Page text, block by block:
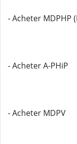
- Acheter MDPHP
- Acheter A-PHiP
- Acheter MDPV